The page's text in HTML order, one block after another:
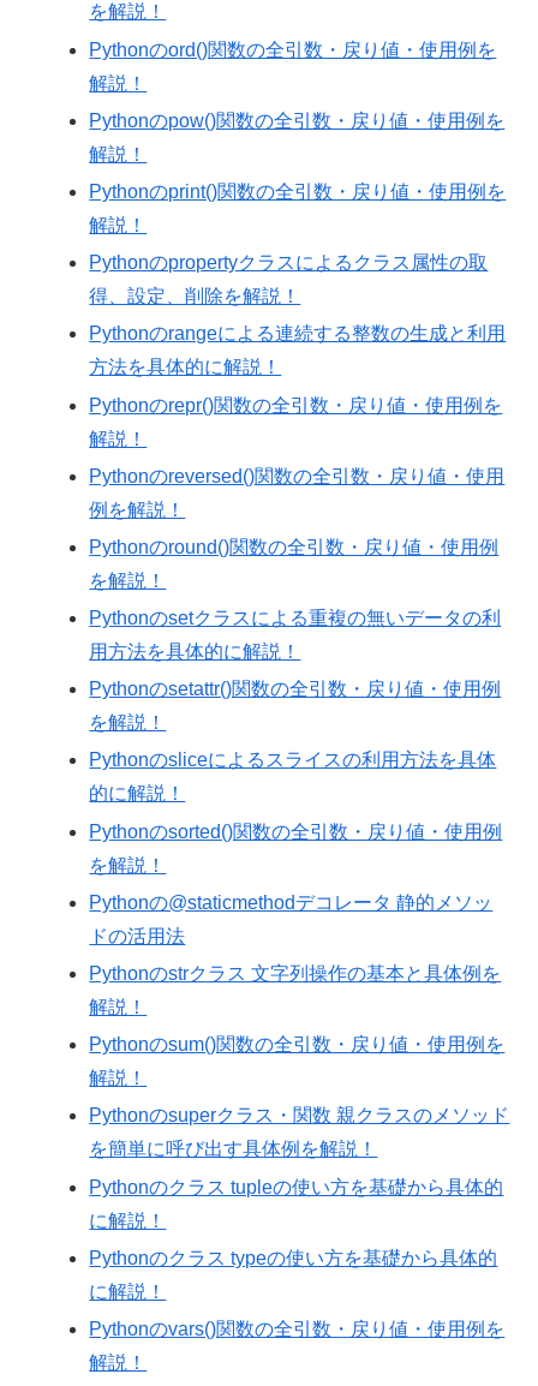
を解説！
Pythonのord()関数の全引数・戻り値・使用例を
解説！
Pythonのpow()関数の全引数・戻り値・使用例を
解説！
Pythonのprint()関数の全引数・戻り値・使用例を
解説！
Pythonのpropertyクラスによるクラス属性の取
得、設定、削除を解説！
Pythonのrangeによる連続する整数の生成と利用
方法を具体的に解説！
Pythonのrepr()関数の全引数・戻り値・使用例を
解説！
Pythonのreversed()関数の全引数・戻り値・使用
例を解説！
Pythonのround()関数の全引数・戻り値・使用例
を解説！
Pythonのsetクラスによる重複の無いデータの利
用方法を具体的に解説！
Pythonのsetattr()関数の全引数・戻り値・使用例
を解説！
Pythonのsliceによるスライスの利用方法を具体
的に解説！
Pythonのsorted()関数の全引数・戻り値・使用例
を解説！
Pythonの@staticmethodデコレータ 静的メソッ
ドの活用法
Pythonのstrクラス 文字列操作の基本と具体例を
解説！
Pythonのsum()関数の全引数・戻り値・使用例を
解説！
Pythonのsuperクラス・関数 親クラスのメソッド
を簡単に呼び出す具体例を解説！
Pythonのクラス tupleの使い方を基礎から具体的
に解説！
Pythonのクラス typeの使い方を基礎から具体的
に解説！
Pythonのvars()関数の全引数・戻り値・使用例を
解説！